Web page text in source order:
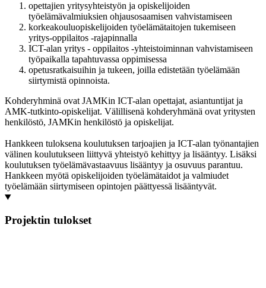
opettajien yritysyhteistyön ja opiskelijoiden
työelämävalmiuksien ohjausosaamisen vahvistamiseen
korkeakouluopiskelijoiden työelämätaitojen tukemiseen
yritys-oppilaitos -rajapinnalla
ICT-alan yritys - oppilaitos -yhteistoiminnan vahvistamiseen
työpaikalla tapahtuvassa oppimisessa
opetusratkaisuihin ja tukeen, joilla edistetään työelämään
siirtymistä opinnoista.
Kohderyhminä ovat JAMKin ICT-alan opettajat, asiantuntijat ja
AMK-tutkinto-opiskelijat. Välillisenä kohderyhmänä ovat yritysten
henkilöstö, JAMKin henkilöstö ja opiskelijat.
Hankkeen tuloksena koulutuksen tarjoajien ja ICT-alan työnantajien
välinen koulutukseen liittyvä yhteistyö kehittyy ja lisääntyy. Lisäksi
koulutuksen työelämävastaavuus lisääntyy ja osuvuus parantuu.
Hankkeen myötä opiskelijoiden työelämätaidot ja valmiudet
työelämään siirtymiseen opintojen päättyessä lisääntyvät.
Projektin tulokset